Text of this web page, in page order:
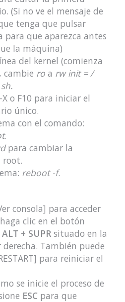
(Si no ve el mensaje de
tenga que pulsar
para que aparezca antes
la máquina)
del kernel (comienza
cambie ro a rw init = /
X o F10 para iniciar el
único.
con el comando:
.
para cambiar la
root.
reboot -f.
consola] para acceder
clic en el botón
ALT + SUPR situado en la
También puede
para reiniciar el
se inicie el proceso de
ESC para que